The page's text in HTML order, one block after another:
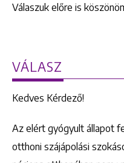
Válaszuk előre is
VÁLASZ
Kedves Kérdező!
Az elért gyógyult állapot
otthoni szájápolási